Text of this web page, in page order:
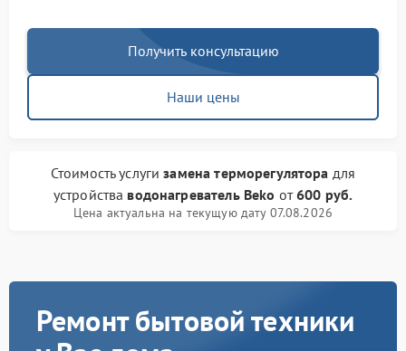
Получить консультацию
Наши цены
Стоимость услугизамена терморегулятора для
устройства водонагреватель Beko от600 руб.
Цена актуальна на текущую дату 07.08.2026
Ремонт бытовой техники